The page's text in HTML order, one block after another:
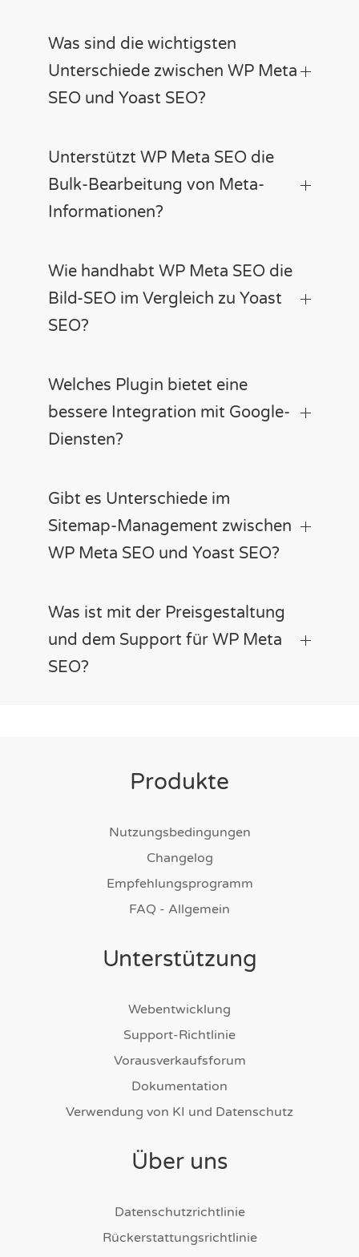
Was sind die wichtigsten
Unterschiede zwischen WP Meta
SEO und Yoast SEO?
Unterstützt WP Meta SEO die
Bulk-Bearbeitung von Meta-
Informationen?
Wie handhabt WP Meta SEO die
Bild-SEO im Vergleich zu Yoast
SEO?
Welches Plugin bietet eine
bessere Integration mit Google-
Diensten?
Gibt es Unterschiede im
Sitemap-Management zwischen
WP Meta SEO und Yoast SEO?
Was ist mit der Preisgestaltung
und dem Support für WP Meta
SEO?
Produkte
Nutzungsbedingungen
Changelog
Empfehlungsprogramm
FAQ - Allgemein
Unterstützung
Webentwicklung
Support-Richtlinie
Vorausverkaufsforum
Dokumentation
Verwendung von KI und Datenschutz
Über uns
Datenschutzrichtlinie
Rückerstattungsrichtlinie